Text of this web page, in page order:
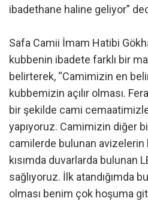
ibadethane haline geliyor”
Safa Camii İmam Hatibi
kubbenin ibadete farklı bir
belirterek, “Camimizin en
kubbemizin açılır olması.
bir şekilde cami
yapıyoruz. Camimizin diğer
camilerde bulunan avizelerin
kısımda duvarlarda bulunan
sağlıyoruz. İlk atandığımda
olması benim çok hoşuma